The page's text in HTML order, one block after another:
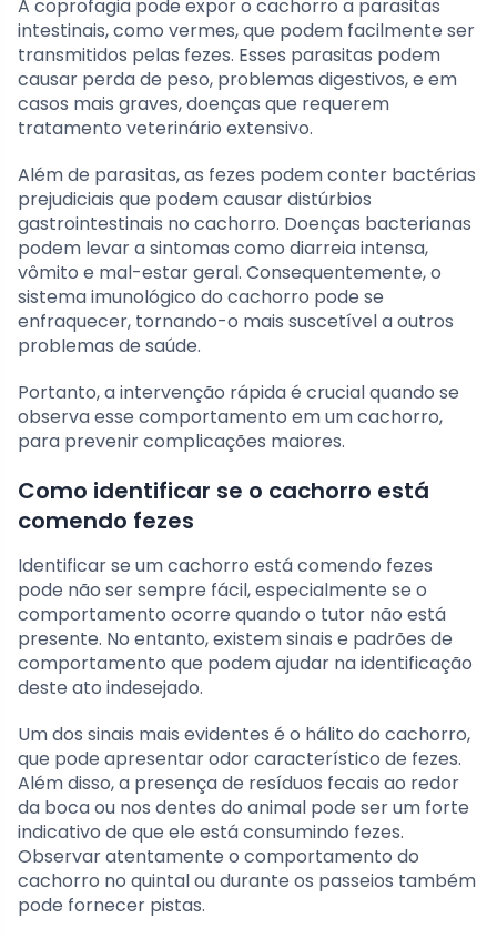
A coprofagia pode expor o cachorro a parasitas
intestinais, como vermes, que podem facilmente ser
transmitidos pelas fezes. Esses parasitas podem
causar perda de peso, problemas digestivos, e em
casos mais graves, doenças que requerem
tratamento veterinário extensivo.
Além de parasitas, as fezes podem conter bactérias
prejudiciais que podem causar distúrbios
gastrointestinais no cachorro. Doenças bacterianas
podem levar a sintomas como diarreia intensa,
vômito e mal-estar geral. Consequentemente, o
sistema imunológico do cachorro pode se
enfraquecer, tornando-o mais suscetível a outros
problemas de saúde.
Portanto, a intervenção rápida é crucial quando se
observa esse comportamento em um cachorro,
para prevenir complicações maiores.
Como identificar se o cachorro está
comendo fezes
Identificar se um cachorro está comendo fezes
pode não ser sempre fácil, especialmente se o
comportamento ocorre quando o tutor não está
presente. No entanto, existem sinais e padrões de
comportamento que podem ajudar na identificação
deste ato indesejado.
Um dos sinais mais evidentes é o hálito do cachorro,
que pode apresentar odor característico de fezes.
Além disso, a presença de resíduos fecais ao redor
da boca ou nos dentes do animal pode ser um forte
indicativo de que ele está consumindo fezes.
Observar atentamente o comportamento do
cachorro no quintal ou durante os passeios também
pode fornecer pistas.